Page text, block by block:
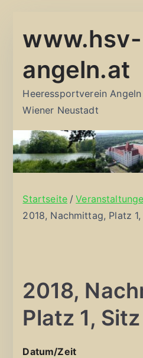
Inhalt
www.hsv-
angeln.at
Heeressportverein
Wiener Neustadt
Startseite
2018, Nachmittag, Platz
2018,
Platz 1, Sitz
Datum/Zeit